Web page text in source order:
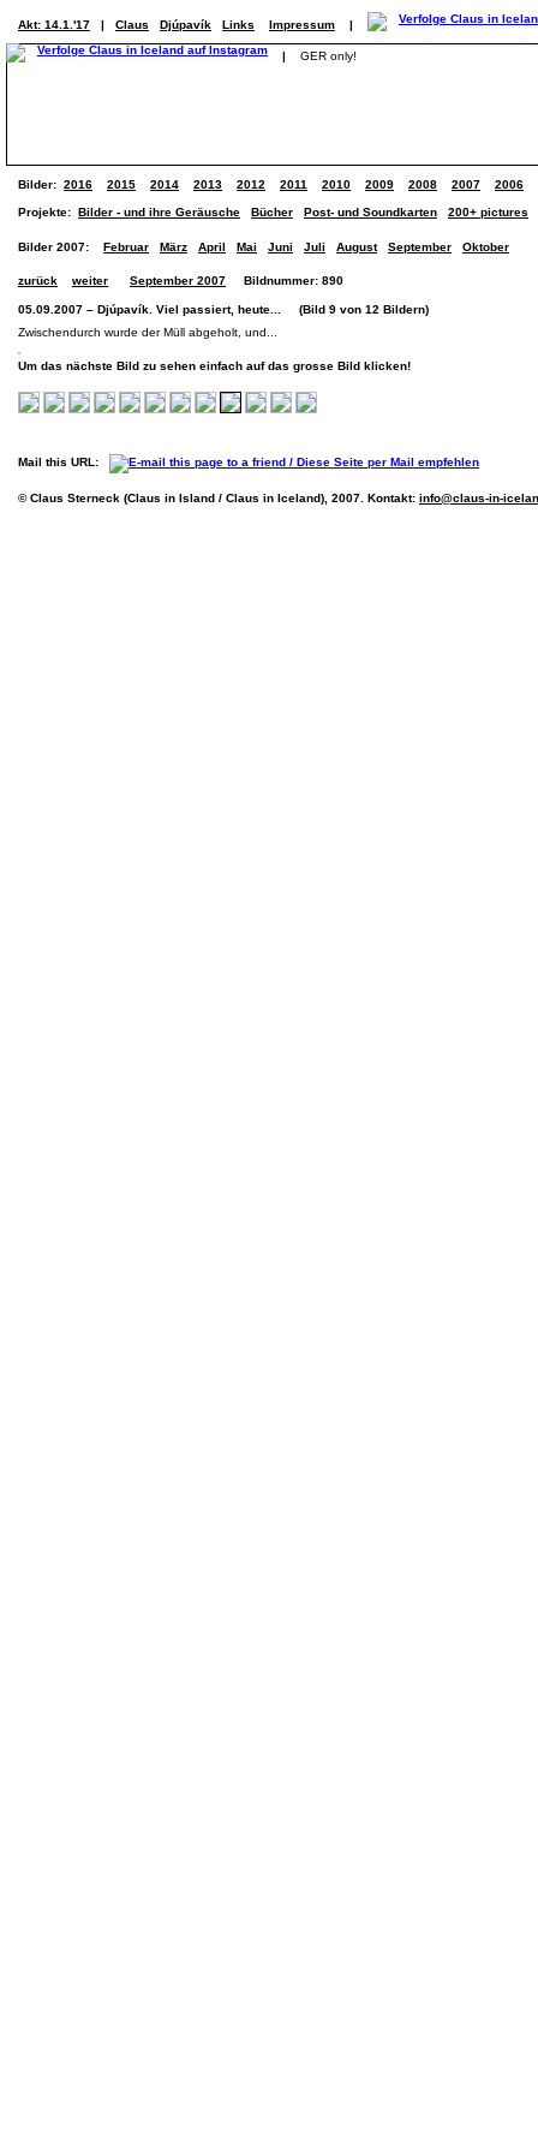
Akt: 14.1.'17 | Claus Djúpavík Links Impressum |
| GER only!
Bilder: 2016 2015 2014 2013 2012 2011 2010 2009 2008 2007 2006
Projekte: Bilder - und ihre Geräusche Bücher Post- und Soundkarten 200+ pictures
Bilder 2007: Februar März April Mai Juni Juli August September Oktober
zurück weiter September 2007 Bildnummer: 890
05.09.2007 – Djúpavík. Viel passiert, heute... (Bild 9 von 12 Bildern)
Zwischendurch wurde der Müll abgeholt, und...
Um das nächste Bild zu sehen einfach auf das grosse Bild klicken!
Mail this URL:
© Claus Sterneck (Claus in Island / Claus in Iceland), 2007. Kontakt: info@claus-in-